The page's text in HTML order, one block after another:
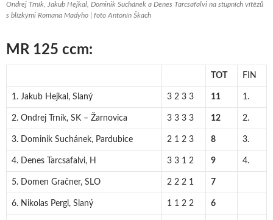
Ondrej Trník, Jakub Hejkal, Dominik Suchánek a Denes Tarcsafalvi na stupních vítězů
s blízkými Romana Madyho | foto Antonín Škach
MR 125 ccm:
TOT FIN
1. Jakub Hejkal, Slaný 3 2 3 3 11 1.
2. Ondrej Trník, SK – Žarnovica 3 3 3 3 12 2.
3. Dominik Suchánek, Pardubice 2 1 2 3 8 3.
4. Denes Tarcsafalvi, H 3 3 1 2 9 4.
5. Domen Gračner, SLO 2 2 2 1 7
6. Nikolas Pergl, Slaný 1 1 2 2 6